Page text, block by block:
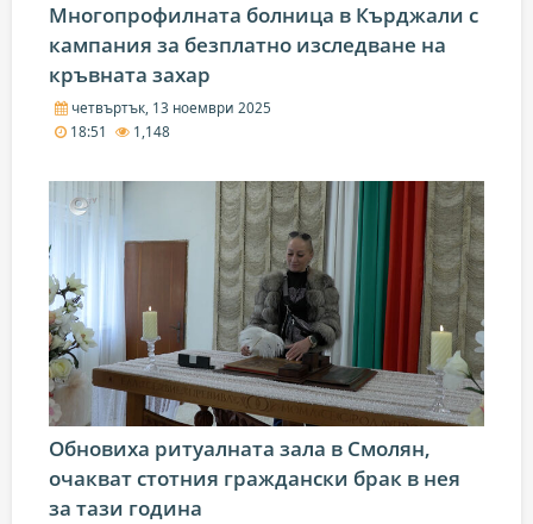
Многопрофилната болница в Кърджали с
кампания за безплатно изследване на
кръвната захар
четвъртък, 13 ноември 2025
18:51
1,148
Обновиха ритуалната зала в Смолян,
очакват стотния граждански брак в нея
за тази година